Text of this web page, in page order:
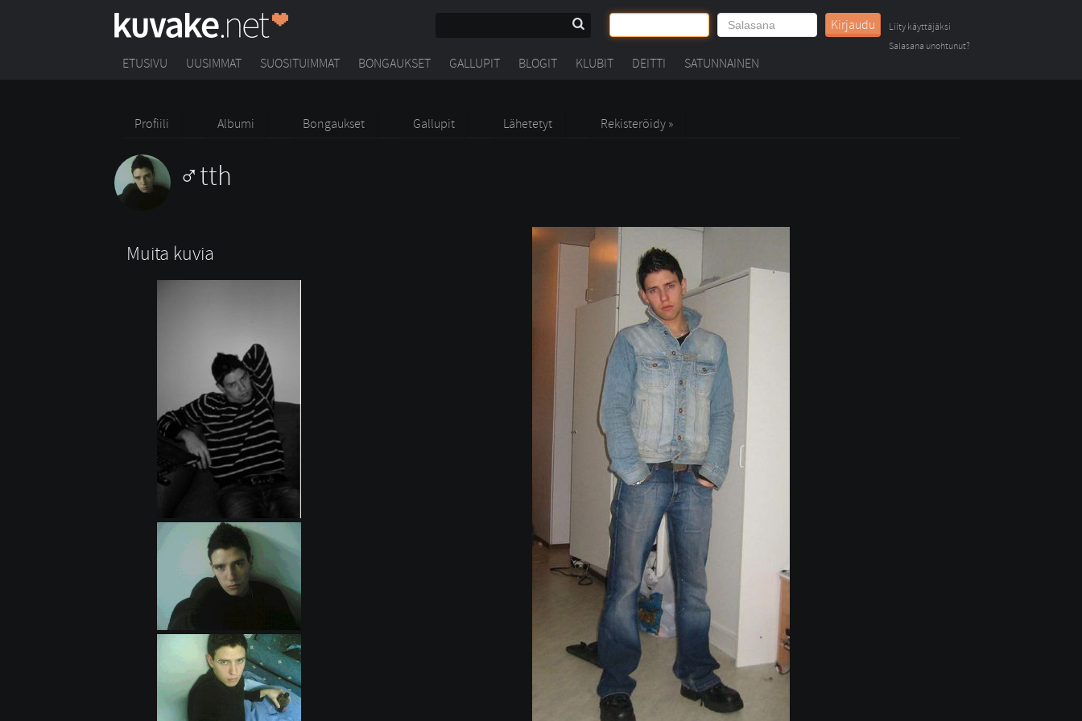
Kirjaudu
Liity käyttäjäksi
Salasana unohtunut?
ETUSIVU UUSIMMAT SUOSITUIMMAT BONGAUKSET GALLUPIT BLOGIT KLUBIT DEITTI SATUNNAINEN
Profiili Albumi Bongaukset Gallupit Lähetetyt Rekisteröidy »
tth
Muita kuvia